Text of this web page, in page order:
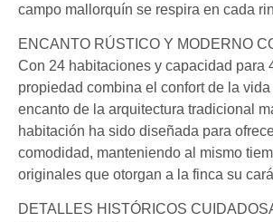
campo mallorquín se respira en cada
ENCANTO RÚSTICO Y MODERNO
Con 24 habitaciones y capacidad para
propiedad combina el confort de la vida
encanto de la arquitectura tradicional
habitación ha sido diseñada para
comodidad, manteniendo al mismo
originales que otorgan a la finca su
DETALLES HISTÓRICOS